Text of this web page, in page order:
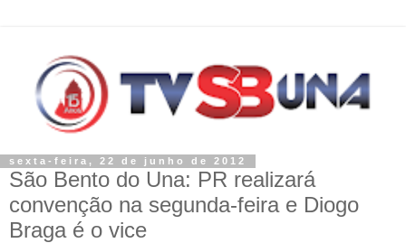
sexta-feira, 22 de junho de 2012
São Bento do Una: PR realizará
convenção na segunda-feira e Diogo
Braga é o vice